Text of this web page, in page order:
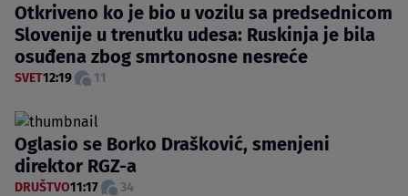
Otkriveno ko je bio u vozilu sa predsednicom
Slovenije u trenutku udesa: Ruskinja je bila
osuđena zbog smrtonosne nesreće
SVET12:19 11
Oglasio se Borko Drašković, smenjeni
direktor RGZ-a
DRUŠTVO11:17 34